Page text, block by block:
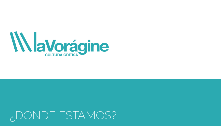
¿DONDE ESTAMOS?